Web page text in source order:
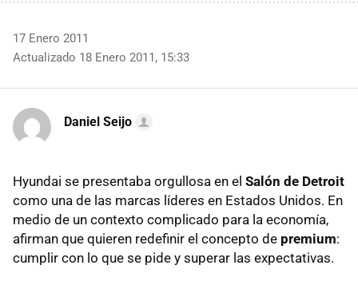
17 Enero 2011
Actualizado 18 Enero 2011, 15:33
Daniel Seijo
Hyundai se presentaba orgullosa en el Salón de Detroit
como una de las marcas líderes en Estados Unidos. En
medio de un contexto complicado para la economía,
afirman que quieren redefinir el concepto de premium:
cumplir con lo que se pide y superar las expectativas.